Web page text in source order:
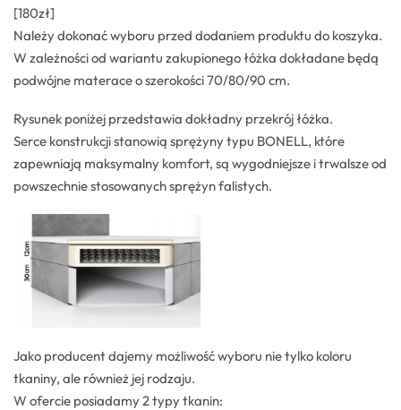
[180zł]
Należy dokonać wyboru przed dodaniem produktu do koszyka.
W zależności od wariantu zakupionego łóżka dokładane będą
podwójne materace o szerokości 70/80/90 cm.
Rysunek poniżej przedstawia dokładny przekrój łóżka.
Serce konstrukcji stanowią sprężyny typu BONELL, które
zapewniają maksymalny komfort, są wygodniejsze i trwalsze od
powszechnie stosowanych sprężyn falistych.
Jako producent dajemy możliwość wyboru nie tylko koloru
tkaniny, ale również jej rodzaju.
W ofercie posiadamy 2 typy tkanin: